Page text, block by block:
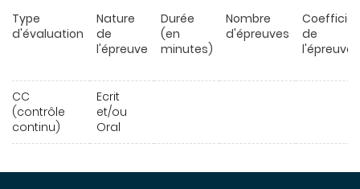
Type
d'évaluation
Nature
de
l'épreuve
Durée
(en
minutes)
Nombre
d'épreuves
de
l'épreuve
CC
(contrôle
continu)
Ecrit
et/ou
Oral